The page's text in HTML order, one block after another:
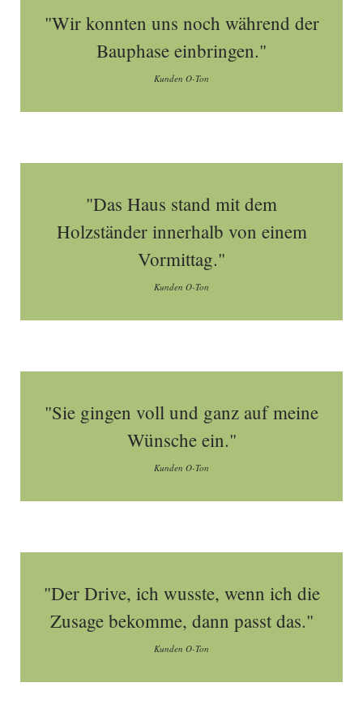
"Wir konnten uns noch während der
Bauphase einbringen."
Kunden O-Ton
"Das Haus stand mit dem
Holzständer innerhalb von einem
Vormittag."
Kunden O-Ton
"Sie gingen voll und ganz auf meine
Wünsche ein."
Kunden O-Ton
"Der Drive, ich wusste, wenn ich die
Zusage bekomme, dann passt das."
Kunden O-Ton